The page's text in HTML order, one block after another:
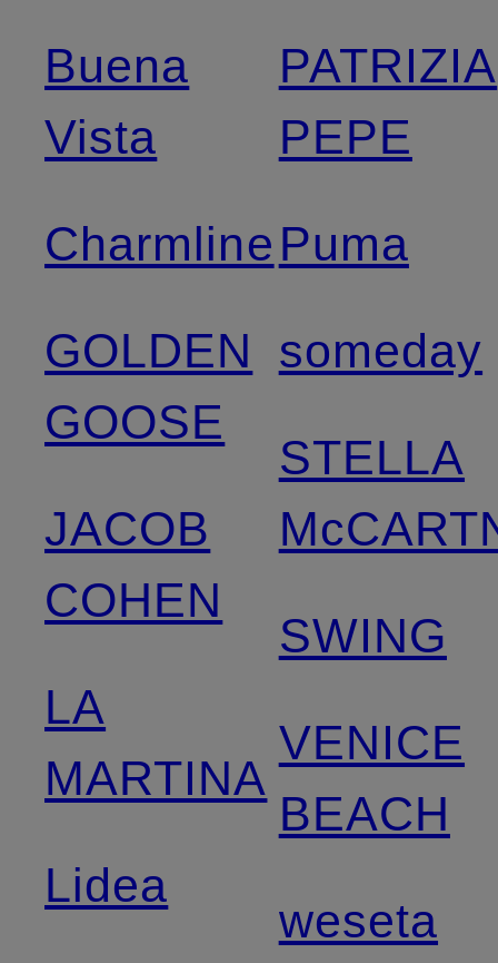
Buena
Vista
Charmline
GOLDEN
GOOSE
JACOB
COHEN
LA
MARTINA
Lidea
PATRIZIA
PEPE
Puma
someday
STELLA
SWING
VENICE
BEACH
weseta